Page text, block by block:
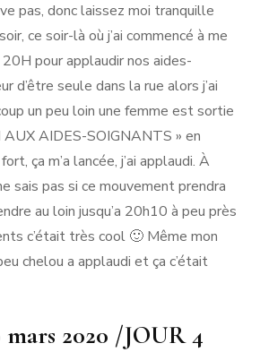
pas, donc laissez moi tranquille
ce soir-là où j’ai commencé à me
pour applaudir nos aides-
d’être seule dans la rue alors j’ai
un peu loin une femme est sortie
AUX AIDES-SOIGNANTS » en
ça m’a lancée, j’ai applaudi. À
sais pas si ce mouvement prendra
au loin jusqu’a 20h10 à peu près
c’était très cool 🙂 Même mon
chelou a applaudi et ça c’était
2020 /JOUR 4